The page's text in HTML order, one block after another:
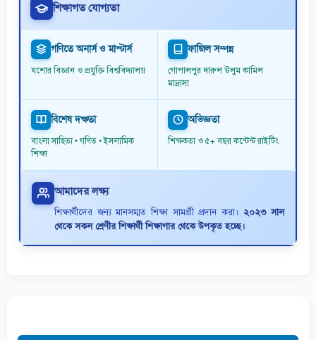
শিক্ষাগত যোগ্যতা
গণিতে অনার্স ও মাস্টার্স
যশোর বিজ্ঞান ও প্রযুক্তি বিশ্ববিদ্যালয়
ফাজিল সম্পন্ন
গোপালপুর দারুল উলুম কামিল
মাদ্রাসা
বিশেষ দক্ষতা
বাংলা সাহিত্য • গণিত • ইসলামিক
শিক্ষা
অভিজ্ঞতা
শিক্ষকতা ও ৫+ বছর কন্টেন্ট রাইটিং
আমাদের লক্ষ্য
শিক্ষার্থীদের জন্য মানসম্মত শিক্ষা সামগ্রী প্রদান করা। ২০২৩ সাল
থেকে সকল শ্রেণীর শিক্ষার্থী শিক্ষাগার থেকে উপকৃত হচ্ছে।